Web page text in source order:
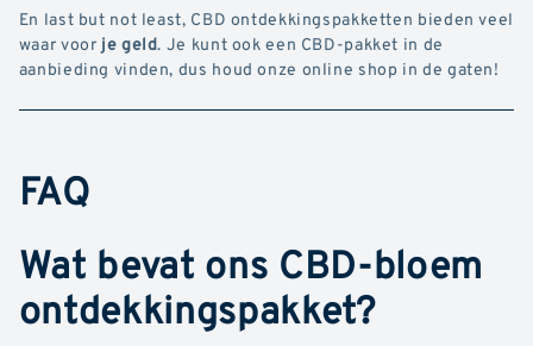
En last but not least, CBD ontdekkingspakketten bieden veel
waar voor je geld. Je kunt ook een CBD-pakket in de
aanbieding vinden, dus houd onze online shop in de gaten!
FAQ
Wat bevat ons CBD-bloem
ontdekkingspakket?